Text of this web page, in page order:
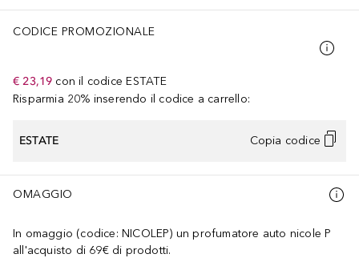
CODICE PROMOZIONALE
€ 23,19 con il codice ESTATE
Risparmia 20% inserendo il codice a carrello:
ESTATE Copia codice
OMAGGIO
In omaggio (codice: NICOLEP) un profumatore auto nicole P
all'acquisto di 69€ di prodotti.